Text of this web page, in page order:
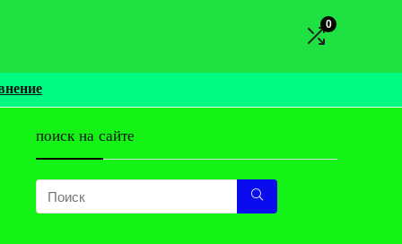
0
поиск на сайте